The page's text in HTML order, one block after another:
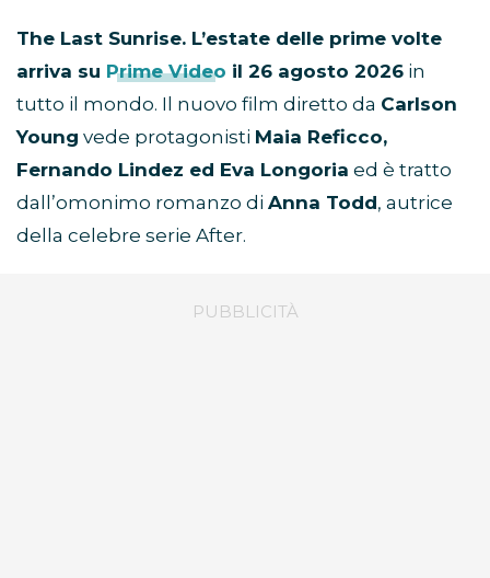
The Last Sunrise. L’estate delle prime volte
arriva su Prime Video il 26 agosto 2026 in
tutto il mondo. Il nuovo film diretto da Carlson
Young vede protagonisti Maia Reficco,
Fernando Lindez ed Eva Longoria ed è tratto
dall’omonimo romanzo di Anna Todd, autrice
della celebre serie After.